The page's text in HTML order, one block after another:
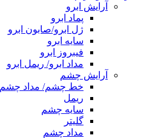
آرایش ابرو
پماد ابرو
ژل ابرو/صابون ابرو
سایه ابرو
فیبروز ابرو
مداد ابرو/ ریمل ابرو
آرایش چشم
خط چشم/ مداد چشم
ریمل
سایه چشم
گلیتر
مداد چشم